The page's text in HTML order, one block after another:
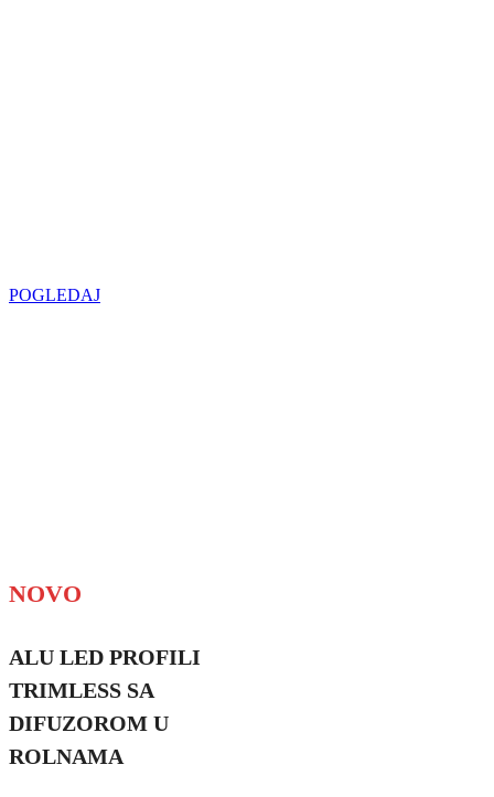
POGLEDAJ
NOVO
ALU LED PROFILI
TRIMLESS SA
DIFUZOROM U
ROLNAMA